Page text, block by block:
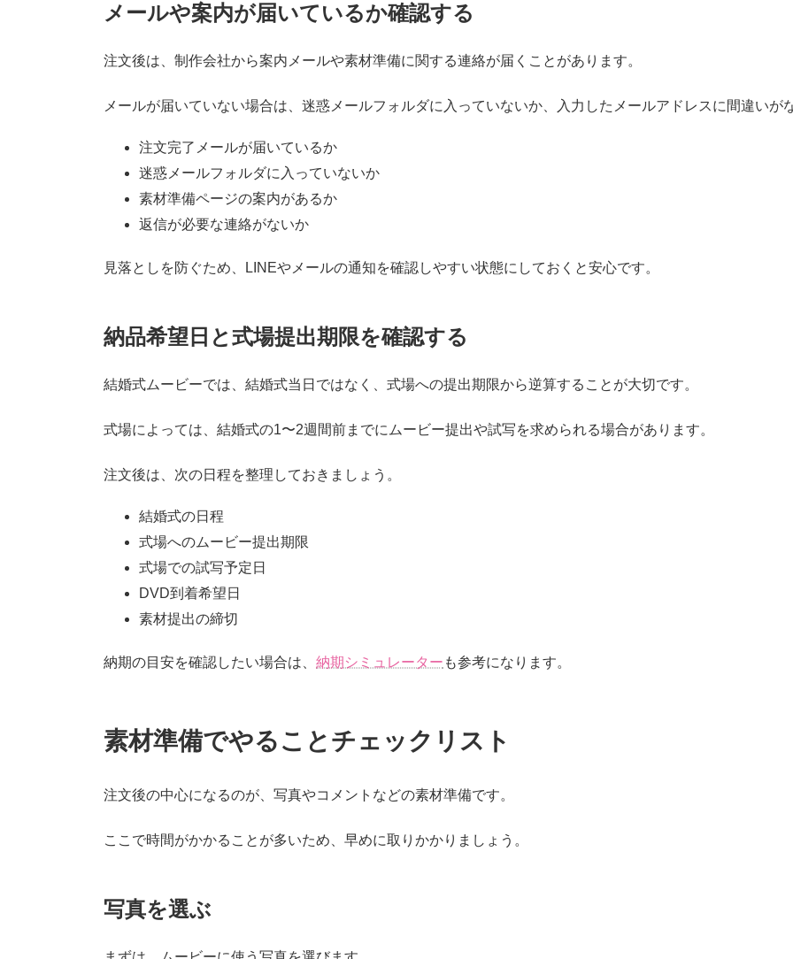
メールや案内が届いているか確認する
注文後は、制作会社から案内メールや素材準備に関する連絡が届くことがあります。
メールが届いていない場合は、迷惑メールフォルダに入っていないか、入力したメールアドレスに間違いが
注文完了メールが届いているか
迷惑メールフォルダに入っていないか
素材準備ページの案内があるか
返信が必要な連絡がないか
見落としを防ぐため、LINEやメールの通知を確認しやすい状態にしておくと安心です。
納品希望日と式場提出期限を確認する
結婚式ムービーでは、結婚式当日ではなく、式場への提出期限から逆算することが大切です。
式場によっては、結婚式の1〜2週間前までにムービー提出や試写を求められる場合があります。
注文後は、次の日程を整理しておきましょう。
結婚式の日程
式場へのムービー提出期限
式場での試写予定日
DVD到着希望日
素材提出の締切
納期の目安を確認したい場合は、 納期シミュレーター も参考になります。
素材準備でやることチェックリスト
注文後の中心になるのが、写真やコメントなどの素材準備です。
ここで時間がかかることが多いため、早めに取りかかりましょう。
写真を選ぶ